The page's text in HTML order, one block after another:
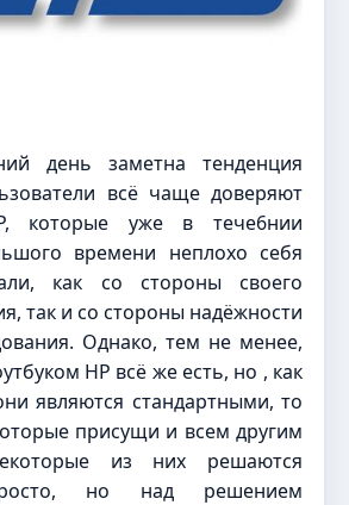
день заметна тенденция
всё чаще доверяют
которые уже в тече6нии
времени неплохо себя
как со стороны своего
так и со стороны надёжности
Однако, тем не менее,
HP всё же есть, но , как
являются стандартными, то
присущи и всем другим
из них решаются
но над решением